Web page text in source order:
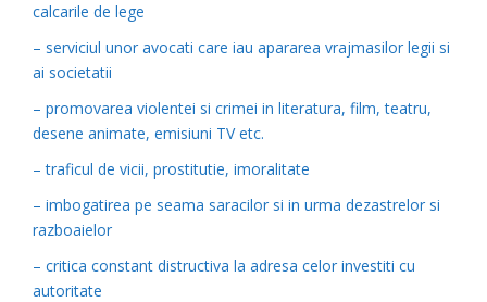
calcarile de lege
– serviciul unor avocati care iau apararea vrajmasilor legii si
ai societatii
– promovarea violentei si crimei in literatura, film, teatru,
desene animate, emisiuni TV etc.
– traficul de vicii, prostitutie, imoralitate
– imbogatirea pe seama saracilor si in urma dezastrelor si
razboaielor
– critica constant distructiva la adresa celor investiti cu
autoritate